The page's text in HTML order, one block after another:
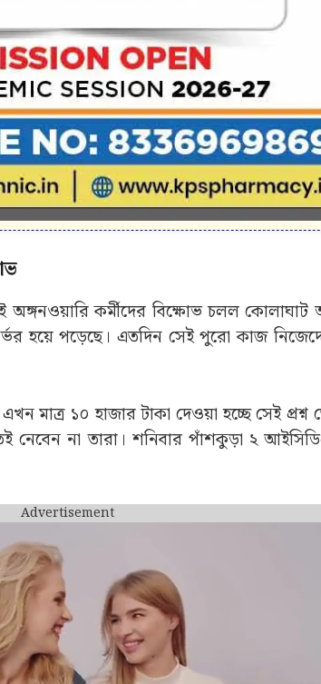
কর্মীদের বিক্ষোভ চলল কোলাঘাট
হয়ে পড়েছে। এতদিন সেই পুরো কাজ
১০ হাজার টাকা দেওয়া হচ্ছে সেই প্রশ্ন
না তারা। শনিবার পাঁশকুড়া ২
Advertisement